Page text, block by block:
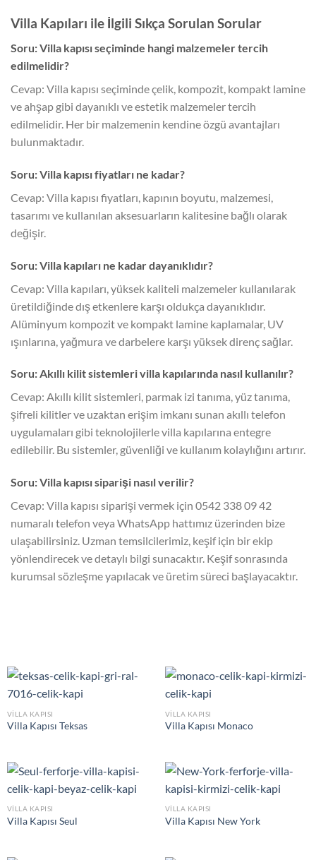
Villa Kapıları ile İlgili Sıkça Sorulan Sorular
Soru: Villa kapısı seçiminde hangi malzemeler tercih
edilmelidir?
Cevap: Villa kapısı seçiminde çelik, kompozit, kompakt lamine
ve ahşap gibi dayanıklı ve estetik malzemeler tercih
edilmelidir. Her bir malzemenin kendine özgü avantajları
bulunmaktadır.
Soru: Villa kapısı fiyatları ne kadar?
Cevap: Villa kapısı fiyatları, kapının boyutu, malzemesi,
tasarımı ve kullanılan aksesuarların kalitesine bağlı olarak
değişir.
Soru: Villa kapıları ne kadar dayanıklıdır?
Cevap: Villa kapıları, yüksek kaliteli malzemeler kullanılarak
üretildiğinde dış etkenlere karşı oldukça dayanıklıdır.
Alüminyum kompozit ve kompakt lamine kaplamalar, UV
ışınlarına, yağmura ve darbelere karşı yüksek direnç sağlar.
Soru: Akıllı kilit sistemleri villa kapılarında nasıl kullanılır?
Cevap: Akıllı kilit sistemleri, parmak izi tanıma, yüz tanıma,
şifreli kilitler ve uzaktan erişim imkanı sunan akıllı telefon
uygulamaları gibi teknolojilerle villa kapılarına entegre
edilebilir. Bu sistemler, güvenliği ve kullanım kolaylığını artırır.
Soru: Villa kapısı siparişi nasıl verilir?
Cevap: Villa kapısı siparişi vermek için 0542 338 09 42
numaralı telefon veya WhatsApp hattımız üzerinden bize
ulaşabilirsiniz. Uzman temsilcilerimiz, keşif için bir ekip
yönlendirecek ve detaylı bilgi sunacaktır. Keşif sonrasında
kurumsal sözleşme yapılacak ve üretim süreci başlayacaktır.
VILLA KAPISI
Villa Kapısı Teksas
VILLA KAPISI
Villa Kapısı Monaco
VILLA KAPISI
Villa Kapısı Seul
VILLA KAPISI
Villa Kapısı New York